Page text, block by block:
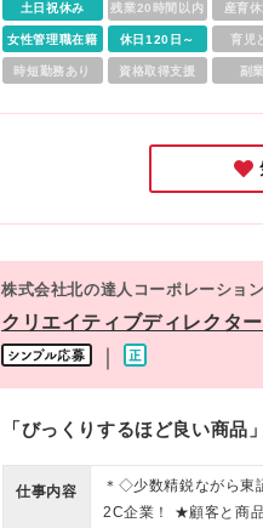
土日祝休み 残業20時間以内 産育
女性管理職在籍 休日120日～ 育児
時短勤務あり 資格取得支援 副
株式会社北の達人コーポレーション
クリエイティブディレクタ
「びっくりするほど良い商品
仕事内容
＊◇少数精鋭ながら東
2C企業！ ★顧客と商